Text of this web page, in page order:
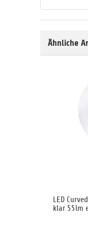
Ähnliche
LED
klar 55lm